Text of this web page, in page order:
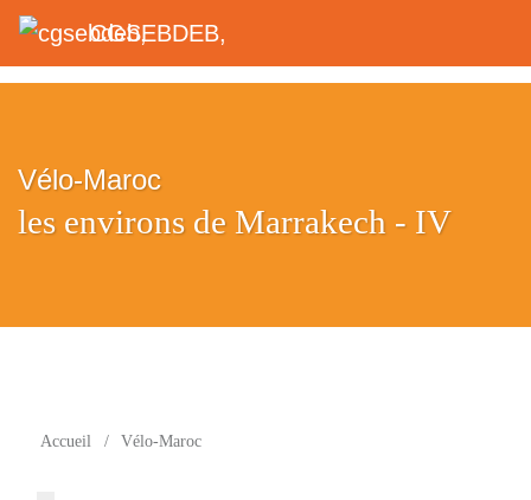
CGSEBDEB,
Vélo-Maroc
les environs de Marrakech - IV
Accueil / Vélo-Maroc